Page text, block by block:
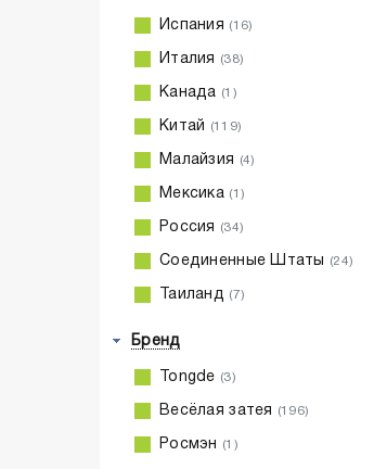
Испания (16)
Италия (38)
Канада (1)
Китай (119)
Малайзия (4)
Мексика (1)
Россия (34)
Соединенные Штаты (24)
Таиланд (7)
Бренд
Tongde (3)
Весёлая затея (196)
Росмэн (1)